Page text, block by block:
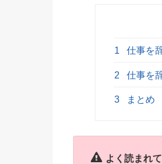
1 仕事を
2 仕事を
3 まとめ
よく読まれ